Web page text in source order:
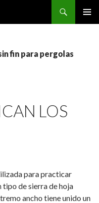
fin para pergolas
LOS
para practicar
tipo de sierra de hoja
ancho tiene unido un